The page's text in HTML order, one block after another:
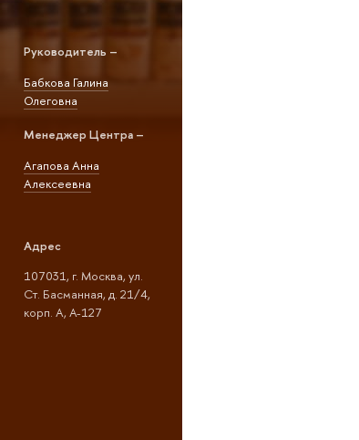
Руководитель –
Бабкова Галина
Олеговна
Менеджер Центра –
Агапова Анна
Алексеевна
Адрес
107031, г. Москва, ул.
Ст. Басманная, д. 21/4,
корп. А, А-127